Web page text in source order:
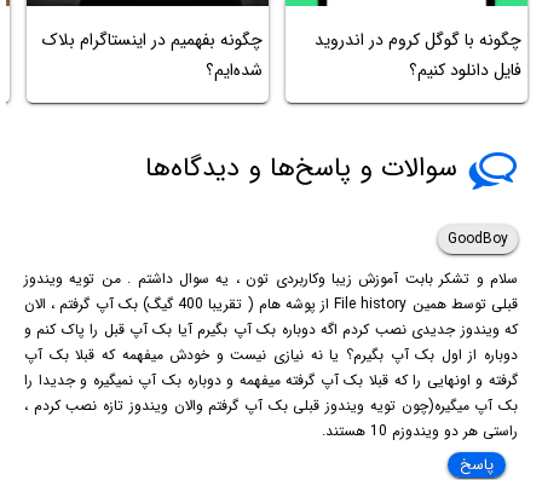
چگونه با گوگل کروم در اندروید
فایل دانلود کنیم؟
چگونه بفهمیم در اینستاگرام بلاک
شده‌ایم؟
سوالات و پاسخ‌ها و دیدگاه‌ها
GoodBoy
سلام و تشکر بابت آموزش زیبا وکاربردی تون ، یه سوال داشتم . من تویه ویندوز
قبلی توسط همین File history از پوشه هام ( تقریبا 400 گیگ) بک آپ گرفتم ، الان
که ویندوز جدیدی نصب کردم اگه دوباره بک آپ بگیرم آیا بک آپ قبل را پاک کنم و
دوباره از اول بک آپ بگیرم؟ یا نه نیازی نیست و خودش میفهمه که قبلا بک آپ
گرفته و اونهایی را که قبلا بک آپ گرفته میفهمه و دوباره بک آپ نمیگیره و جدیدا را
بک آپ میگیره(چون تویه ویندوز قبلی بک آپ گرفتم والان ویندوز تازه نصب کردم ،
راستی هر دو ویندوزم 10 هستند.
پاسخ